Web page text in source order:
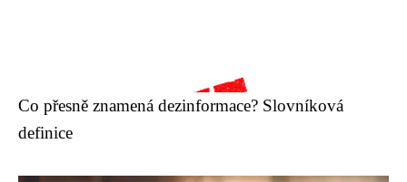
Co přesně znamená dezinformace? Slovníková
definice